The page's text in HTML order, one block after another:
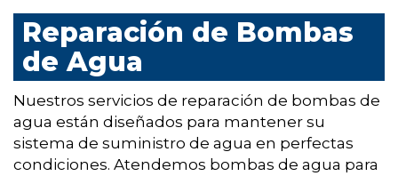
Reparación de Bombas
de Agua
Nuestros servicios de reparación de bombas de
agua están diseñados para mantener su
sistema de suministro de agua en perfectas
condiciones. Atendemos bombas de agua para